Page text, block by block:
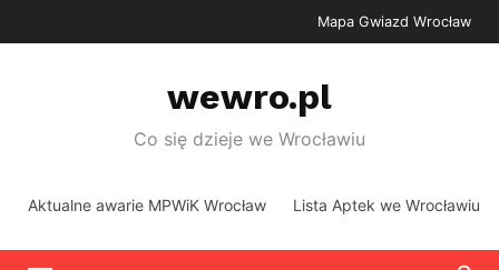
to
Mapa Gwiazd Wrocław
wewro.pl
Co się dzieje we Wrocławiu
Aktualne awarie MPWiK Wrocław Lista Aptek we Wrocławiu